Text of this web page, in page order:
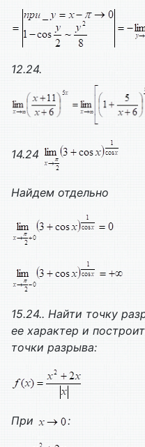
12.24.
14.24
Найдем отдельно
15.24.. Найти точку
ее характер и
точки разрыва:
При :